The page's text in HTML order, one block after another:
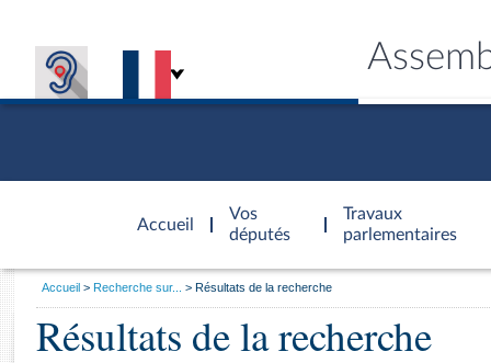
Accueil
d'accueil
Vos
députés
Travaux
parlementaires
Général
Vous
Accueil Recherche sur... Résultats de la recherche
Résultats de la recherche